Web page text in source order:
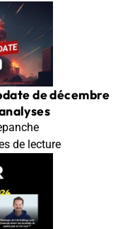
de décembre
de lecture